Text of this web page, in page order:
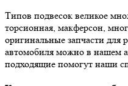
Типов подвесок великое
торсионная, макферсон,
оригинальные запчасти для
автомобиля можно в нашем
подходящие помогут наши